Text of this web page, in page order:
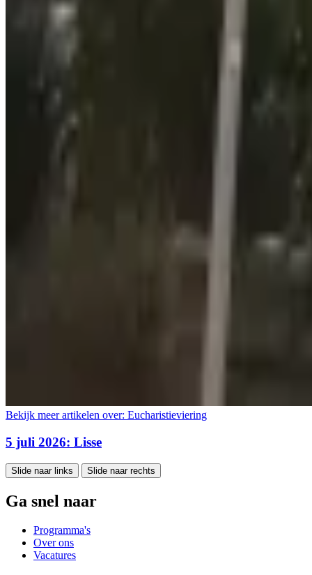
Bekijk meer artikelen over: Eucharistieviering
5 juli 2026: Lisse
Slide naar links Slide naar rechts
Ga snel naar
Programma's
Over ons
Vacatures